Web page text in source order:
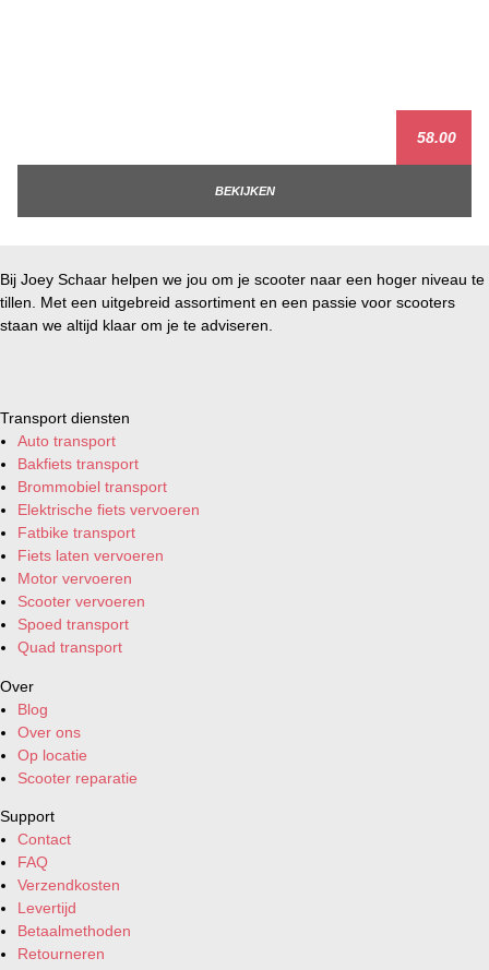
58.00
BEKIJKEN
Bij Joey Schaar helpen we jou om je scooter naar een hoger niveau te
tillen. Met een uitgebreid assortiment en een passie voor scooters
staan we altijd klaar om je te adviseren.
Transport diensten
Auto transport
Bakfiets transport
Brommobiel transport
Elektrische fiets vervoeren
Fatbike transport
Fiets laten vervoeren
Motor vervoeren
Scooter vervoeren
Spoed transport
Quad transport
Over
Blog
Over ons
Op locatie
Scooter reparatie
Support
Contact
FAQ
Verzendkosten
Levertijd
Betaalmethoden
Retourneren